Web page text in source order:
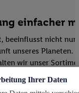
einfacher
beeinflusst nicht nur
unseres Planeten.
wir unser
Ihrer Daten